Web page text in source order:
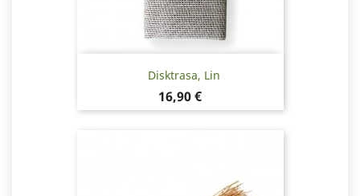
Disktrasa, Lin
Pris
16,90 €